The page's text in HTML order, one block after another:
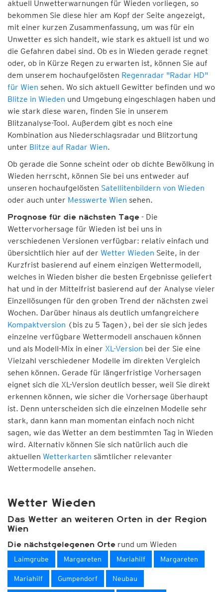
aktuell Unwetterwarnungen für Wieden vorliegen, so
bekommen Sie diese hier am Kopf der Seite angezeigt,
mit einer kurzen Zusammenfassung, um was für ein
Unwetter es sich handelt, wie stark es aktuell ist und wo
die Gefahren dabei sind. Ob es in Wieden gerade regnet
oder, ob in Kürze Regen zu erwarten ist, können Sie auf
dem unserem hochaufgelösten Regenradar "Radar HD"
für Wien sehen. Wo sich aktuell Gewitter befinden und wo
Blitze in Wieden und Umgebung eingeschlagen haben und
wie stark diese waren, finden Sie in unserem
Blitzanalyse-Tool. Außerdem gibt es noch eine
Kombination aus Niederschlagsradar und Blitzortung
unter Blitze auf Radar Wien.
Ob gerade die Sonne scheint oder ob dichte Bewölkung in
Wieden herrscht, können Sie bei uns entweder auf
unseren hochaufgelösten Satellitenbildern von Wieden
oder auch unter Messwerte Wien sehen.
Prognose für die nächsten Tage - Die
Wettervorhersage für Wieden ist bei uns in
verschiedenen Versionen verfügbar: relativ einfach und
übersichtlich hier auf der Wetter Wieden Seite, in der
Kurzfrist basierend auf einem einzigen Wettermodell,
welches in Wieden bisher die besten Ergebnisse geliefert
hat und in der Mittelfrist basierend auf der Analyse vieler
Einzellösungen für den groben Trend der nächsten zwei
Wochen. Darüber hinaus als deutlich umfangreichere
Kompaktversion (bis zu 5 Tagen), bei der sie sich jedes
einzelne verfügbare Wettermodell anschauen können
und als Modell-Mix in einer XL-Version bei der Sie eine
Vielzahl verschiedener Modelle im direkten Vergleich
sehen können. Gerade für längerfristige Vorhersagen
eignet sich die XL-Version deutlich besser, weil Sie direkt
erkennen können, wie sicher die Vorhersage überhaupt
ist. Denn unterscheiden sich die einzelnen Modelle sehr
stark, dann kann man momentan einfach noch nicht
sagen, wie das Wetter an dem bestimmten Tag in Wieden
wird. Alternativ können Sie sich natürlich auch die
aktuellen Wetterkarten sämtlicher relevanter
Wettermodelle ansehen.
Wetter Wieden
Das Wetter an weiteren Orten in der Region
Wien
Die nächstgelegenen Orte rund um Wieden
Laimgrube Margareten Mariahilf Margareten
Mariahilf Gumpendorf Neubau